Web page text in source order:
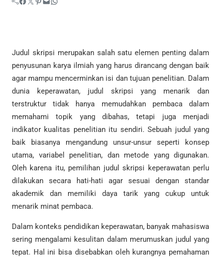
Judul skripsi merupakan salah satu elemen penting dalam
penyusunan karya ilmiah yang harus dirancang dengan baik
agar mampu mencerminkan isi dan tujuan penelitian. Dalam
dunia keperawatan, judul skripsi yang menarik dan
terstruktur tidak hanya memudahkan pembaca dalam
memahami topik yang dibahas, tetapi juga menjadi
indikator kualitas penelitian itu sendiri. Sebuah judul yang
baik biasanya mengandung unsur-unsur seperti konsep
utama, variabel penelitian, dan metode yang digunakan.
Oleh karena itu, pemilihan judul skripsi keperawatan perlu
dilakukan secara hati-hati agar sesuai dengan standar
akademik dan memiliki daya tarik yang cukup untuk
menarik minat pembaca.
Dalam konteks pendidikan keperawatan, banyak mahasiswa
sering mengalami kesulitan dalam merumuskan judul yang
tepat. Hal ini bisa disebabkan oleh kurangnya pemahaman